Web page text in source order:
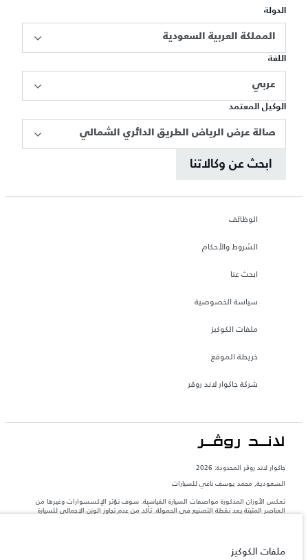
الدولة
المملكة العربية السعودية
اللغة
عربي
الوكيل المعتمد
صالة عرض الرياض الطريق الدائري الشمالي
ابحث عن وكالاتنا
الوظائف
الشروط والأحكام
ابحث عنا
سياسة الخصوصية
ملفات الكوكيز
خريطة الموقع
شركة جاكوار لاند روڤر
جاكوار لاند روڨر المحدودة: 2026
السعودية, محمد يوسف ناغي للسيارات
تعكس الأوزان المذكورة مواصفات السيارة القياسية. سوف تؤثر الإكسسوارات وغيرها من
العناصر المثبتة بعد نقطة التصنيع في الحمولة. تأكد من عدم تجاوز الوزن الإجمالي للسيارة
ملفات الكوكيز